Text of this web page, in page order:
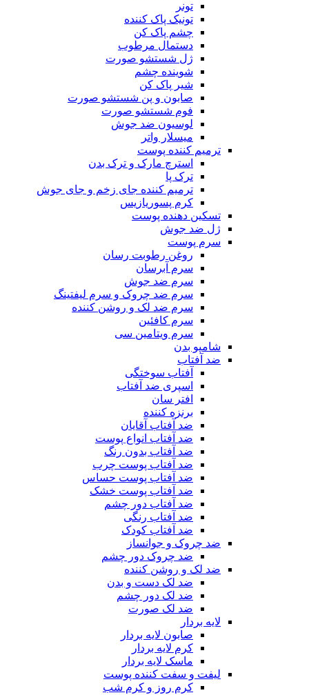
تونیک پاک کننده
چشم پاک کن
دستمال مرطوب
ژل شستشو صورت
شوینده چشم
شیر پاک کن
صابون و پن شستشو صورت
فوم شستشو صورت
لوسیون ضد جوش
میسلار واتر
ترمیم کننده پوست
استرچ مارک و ترک بدن
ترمیم کننده جای زخم و جای جوش
کرم پسوریازیس
تسکین دهنده پوست
ژل ضد جوش
سرم پوست
روغن رطوبت رسان
سرم آبرسان
سرم ضد جوش
سرم ضد چروک و سرم لیفتینگ
سرم ضد لک و روشن کننده
سرم کافئین
سرم ویتامین سی
شامپو بدن
ضد آفتاب
آفتاب سوختگی
اسپری ضد آفتاب
برنزه کننده
ضد آفتاب آقایان
ضد آفتاب انواع پوست
ضد آفتاب بدون رنگ
ضد آفتاب پوست چرب
ضد آفتاب پوست حساس
ضد آفتاب پوست خشک
ضد آفتاب دور چشم
ضد آفتاب رنگی
ضد آفتاب کودک
ضد چروک و جوانساز
ضد چروک دور چشم
ضد لک و روشن کننده
ضد لک دست و بدن
ضد لک دور چشم
ضد لک صورت
صابون لایه بردار
کرم لایه بردار
ماسک لایه بردار
لیفت و سفت کننده پوست
کرم روز و کرم شب